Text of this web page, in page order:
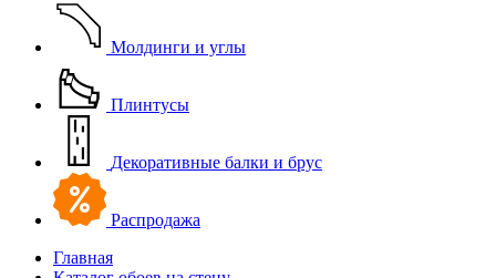
Молдинги и углы
Плинтусы
Декоративные балки и брус
Распродажа
Главная